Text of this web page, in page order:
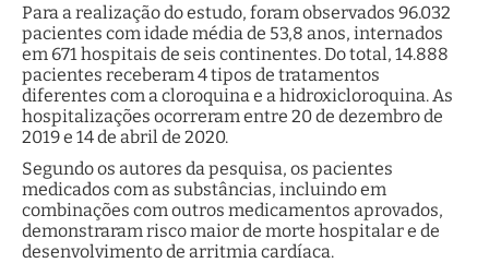
Para a realização do estudo, foram observados 96.032
pacientes com idade média de 53,8 anos, internados
em 671 hospitais de seis continentes. Do total, 14.888
pacientes receberam 4 tipos de tratamentos
diferentes com a cloroquina e a hidroxicloroquina. As
hospitalizações ocorreram entre 20 de dezembro de
2019 e 14 de abril de 2020.
Segundo os autores da pesquisa, os pacientes
medicados com as substâncias, incluindo em
combinações com outros medicamentos aprovados,
demonstraram risco maior de morte hospitalar e de
desenvolvimento de arritmia cardíaca.